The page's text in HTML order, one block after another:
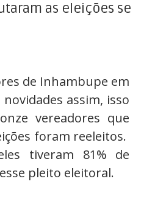
as eleições se
de Inhambupe em
assim, isso
vereadores que
foram reeleitos.
tiveram 81% de
pleito eleitoral.